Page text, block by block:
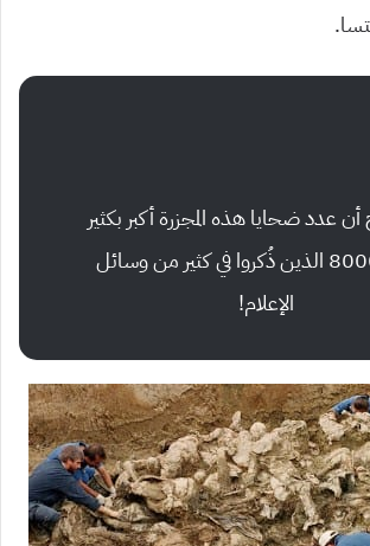
عدد ضحايا هذه المجزرة أكبر بكثير
من ال 8000 الذين ذُكروا في كثير من وسائل
الإعلام!